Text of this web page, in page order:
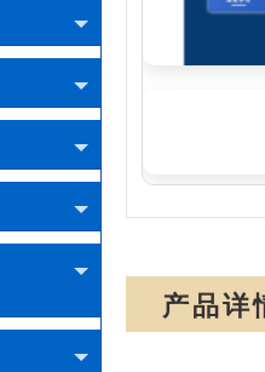
高级臀部肌
产品详